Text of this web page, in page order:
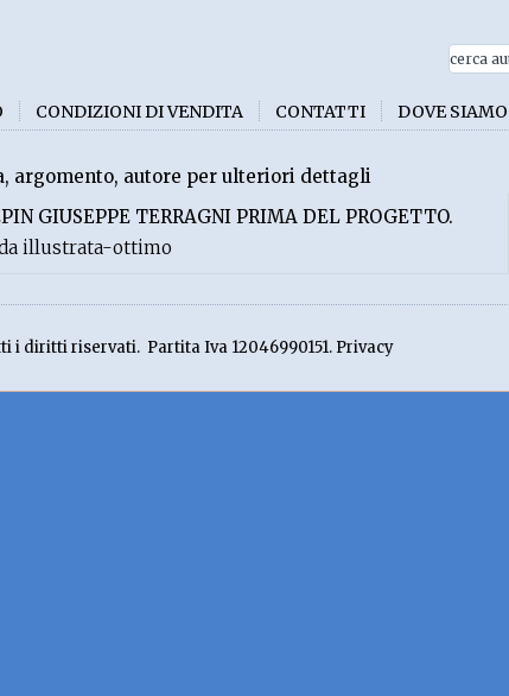
CONDIZIONI DI VENDITA CONTATTI DOVE SIAMO
argomento, autore per ulteriori dettagli
GIUSEPPE TERRAGNI PRIMA DEL PROGETTO.
illustrata-ottimo
diritti riservati. Partita Iva 12046990151. Privacy